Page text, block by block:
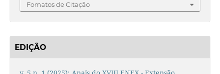
Fomatos de Citação
EDIÇÃO